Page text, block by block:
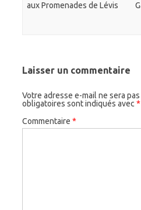
aux Promenades de Lévis
Laisser un commentaire
Votre adresse e-mail ne sera
obligatoires sont indiqués avec *
Commentaire *